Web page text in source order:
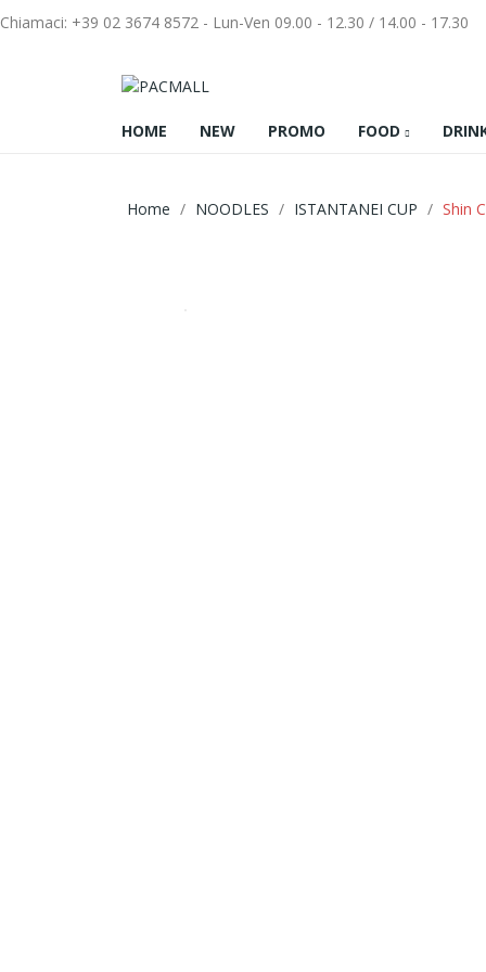
Chiamaci: +39 02 3674 8572 - Lun-Ven 09.00 - 12.30 / 14.00 - 17.30
HOME NEW PROMO FOOD
Home NOODLES ISTANTANEI CUP Shin